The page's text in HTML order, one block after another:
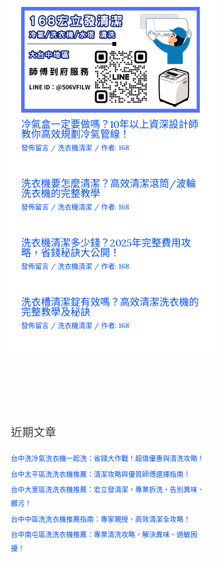
冷氣盒一定要做嗎？10年以上資深設計師
教你高效規劃冷氣管線！
發佈留言 / 洗衣機清潔 / 作者: 168
洗衣機要怎麼清潔？高效清潔滾筒/波輪
洗衣機的完整教學
發佈留言 / 洗衣機清潔 / 作者: 168
洗衣機清潔多少錢？2025年完整費用攻
略，省錢秘訣大公開！
發佈留言 / 洗衣機清潔 / 作者: 168
洗衣槽清潔錠有效嗎？高效清潔洗衣機的
完整教學及秘訣
發佈留言 / 洗衣機清潔 / 作者: 168
近期文章
台中洗冷氣洗衣機一起洗：省錢大作戰！超值優惠與清洗攻略！
台中太平區洗洗衣機推薦：清潔攻略與優質師傅選擇指南！
台中大里區洗洗衣機推薦：宏立發清潔，專業拆洗，告別異味、
髒污！
台中中區洗洗衣機推薦指南：專家親授，高效清潔全攻略！
台中南屯區洗洗衣機推薦：專業清洗攻略，解決異味、過敏困
擾！